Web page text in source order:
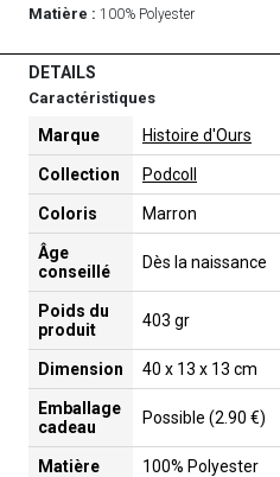
Matière : 100% Polyester
DETAILS
Caractéristiques
Marque Histoire d'Ours
Collection Podcoll
Coloris Marron
Âge
conseillé
Dès la naissance
Poids du
produit
403 gr
Dimension 40 x 13 x 13 cm
Emballage
cadeau
Possible (2.90 €)
Matière 100% Polyester